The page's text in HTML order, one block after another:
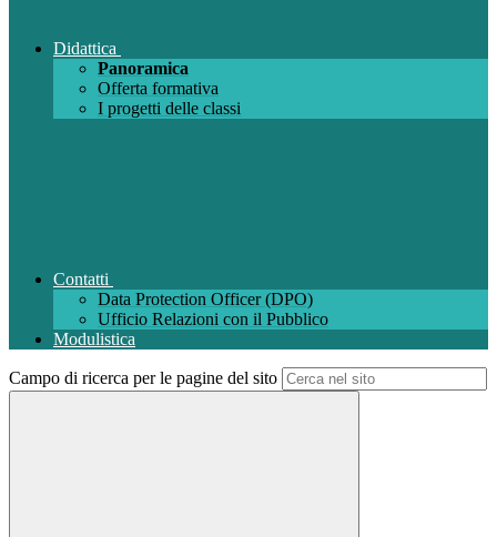
Didattica
Panoramica
Offerta formativa
I progetti delle classi
Contatti
Data Protection Officer (DPO)
Ufficio Relazioni con il Pubblico
Modulistica
Campo di ricerca per le pagine del sito